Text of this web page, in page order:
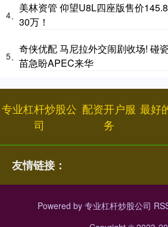
4、
美林资管 仰望U8L四座版售价
30万！
5、
奇侠优配 马尼拉外交闹剧收场! 碰
苗急盼APEC来华
专业杠杆炒股公
司
配资开户服
务
最好
友情链接：
Powered by 专业杠杆炒股公司